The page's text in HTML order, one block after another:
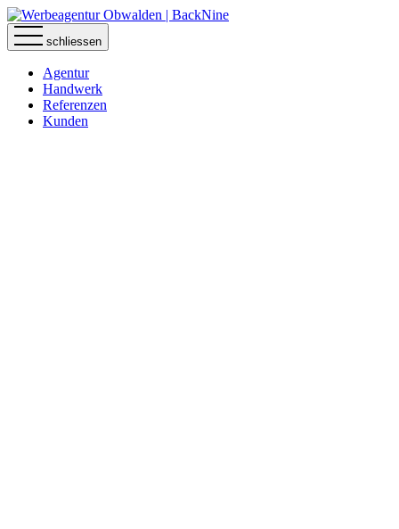
schliessen
Agentur
Handwerk
Referenzen
Kunden